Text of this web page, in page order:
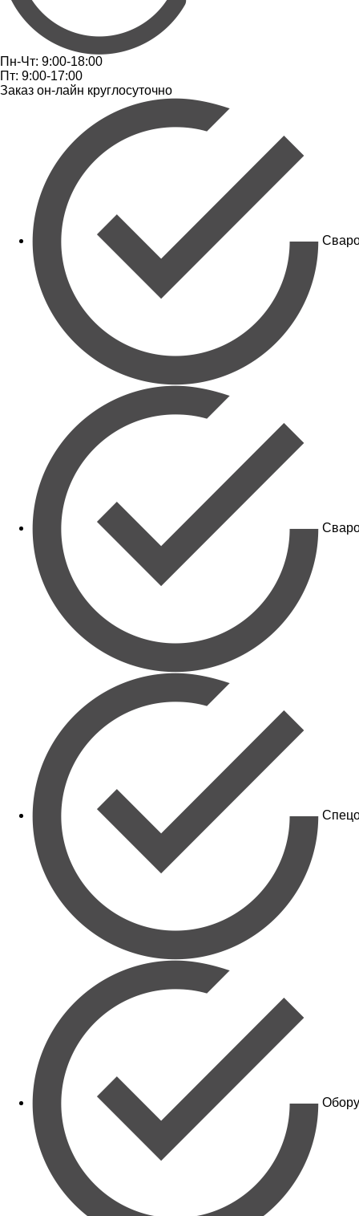
Пн-Чт: 9:00-18:00
Пт: 9:00-17:00
Заказ он-лайн круглосуточно